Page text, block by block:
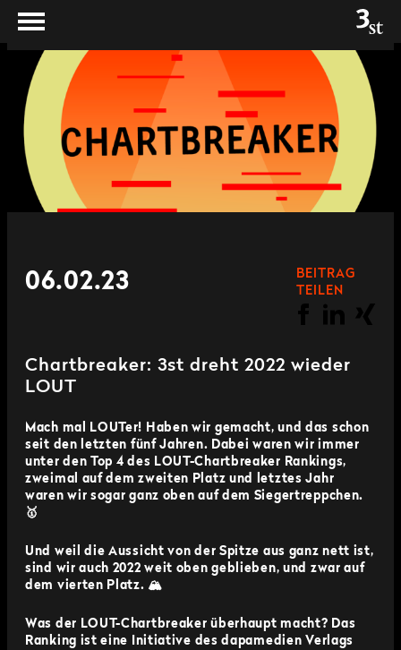
06.02.23
BEITRAG
TEILEN
Chartbreaker: 3st dreht 2022 wieder
LOUT
Mach mal LOUTer! Haben wir gemacht, und das schon
seit den letzten fünf Jahren. Dabei waren wir immer
unter den Top 4 des LOUT-Chartbreaker Rankings,
zweimal auf dem zweiten Platz und letztes Jahr
waren wir sogar ganz oben auf dem Siegertreppchen.
🥇
Und weil die Aussicht von der Spitze aus ganz nett ist,
sind wir auch 2022 weit oben geblieben, und zwar auf
dem vierten Platz. 🏔
Was der LOUT-Chartbreaker überhaupt macht? Das
Ranking ist eine Initiative des dapamedien Verlags